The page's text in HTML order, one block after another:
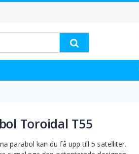
Toroidal T55
parabol kan du få upp till 5 satelliter.